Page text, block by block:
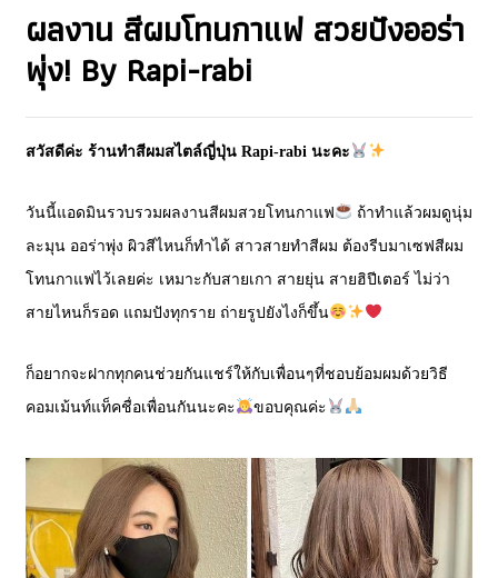
ผลงาน สีผมโทนกาแฟ สวยปังออร่า
พุ่ง! By Rapi-rabi
สวัสดีค่ะ ร้านทำสีผมสไตล์ญี่ปุ่น Rapi-rabi นะคะ
วันนี้แอดมินรวบรวมผลงานสีผมสวยโทนกาแฟ
ถ้าทำแล้วผมดูนุ่ม
ละมุน ออร่าพุ่ง ผิวสีไหนก็ทำได้ สาวสายทำสีผม ต้องรีบมาเซฟสีผม
โทนกาแฟไว้เลยค่ะ เหมาะกับสายเกา สายยุ่น สายฮิปีเตอร์ ไม่ว่า
สายไหนก็รอด แถมปังทุกราย ถ่ายรูปยังไงก็ขึ้น
ก็อยากจะฝากทุกคนช่วยกันแชร์ให้กับเพื่อนๆที่ชอบย้อมผมด้วยวิธี
คอมเม้นท์แท็คชื่อเพื่อนกันนะคะ
ขอบคุณค่ะ